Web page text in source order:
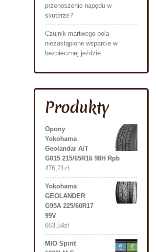
przenoszenie napędu w
skuterze?
Czujnik martwego pola –
niezastąpione wsparcie w
bezpiecznej jeździe
Produkty
Opony
Yokohama
Geolandar A/T
G015 215/65R16 98H Rpb
476,21zł
Yokohama
GEOLANDER
G95A 225/60R17
99V
663,54zł
MIO Spirit